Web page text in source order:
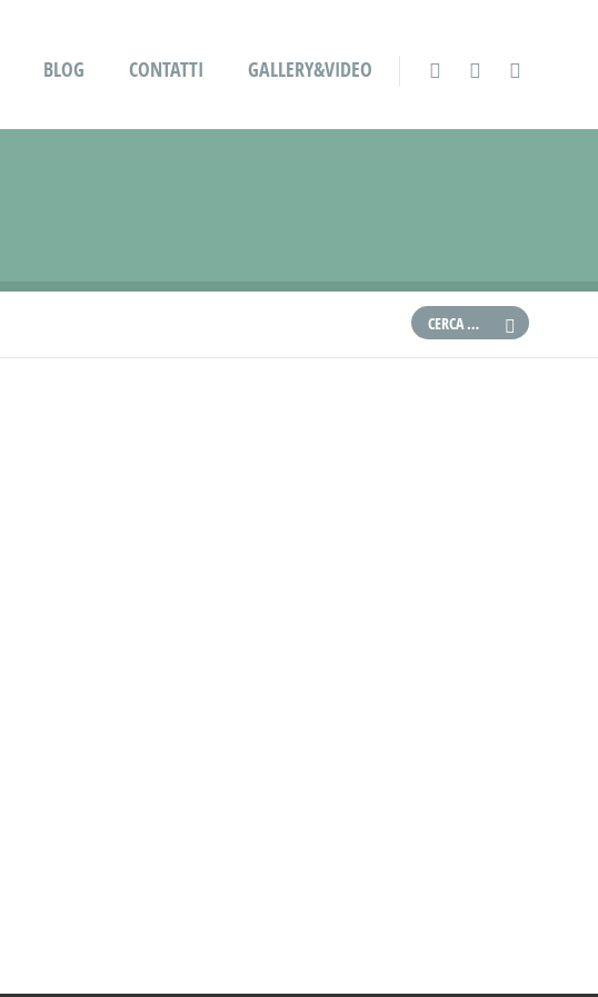
BLOG CONTATTI GALLERY&VIDEO